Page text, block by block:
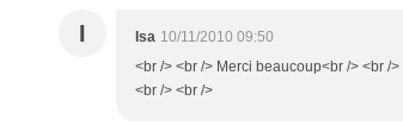
I Isa 10/11/2010 09:50
<br /> <br /> Merci beaucoup<br /> <br /
<br /> <br />